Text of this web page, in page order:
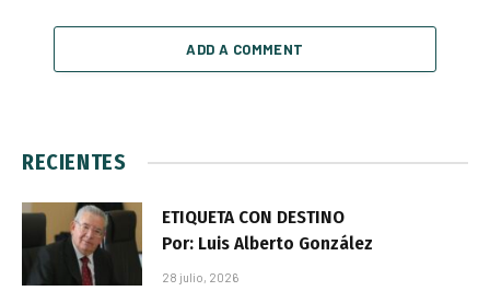
ADD A COMMENT
RECIENTES
ETIQUETA CON DESTINO
Por: Luis Alberto González
28 julio, 2026